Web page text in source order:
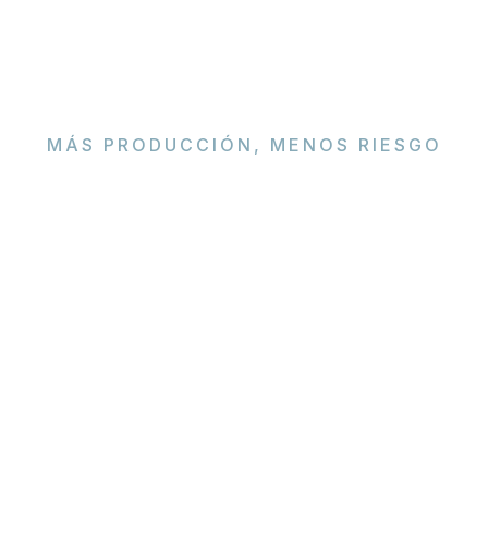
MÁS PRODUCCIÓN, MENOS RIESGO